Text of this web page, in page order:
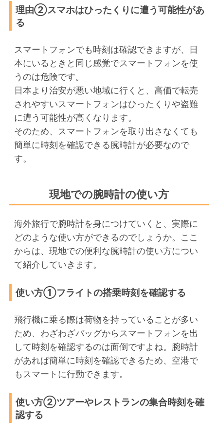
理由②スマホはひったくりに遭う可能性があ
る
スマートフォンでも時刻は確認できますが、日
本にいるときと同じ感覚でスマートフォンを使
うのは危険です。
日本より治安が悪い地域に行くと、高価で転売
されやすいスマートフォンはひったくりや盗難
に遭う可能性が高くなります。
そのため、スマートフォンを取り出さなくても
簡単に時刻を確認できる腕時計が必要なので
す。
現地での腕時計の使い方
海外旅行で腕時計を身につけていくと、実際に
どのような使い方ができるのでしょうか。ここ
からは、現地での便利な腕時計の使い方につい
て紹介していきます。
使い方①フライトの搭乗時刻を確認する
飛行機に乗る際は荷物を持っていることが多い
ため、わざわざバッグからスマートフォンを出
して時刻を確認するのは面倒ですよね。腕時計
があれば簡単に時刻を確認できるため、空港で
もスマートに行動できます。
使い方②ツアーやレストランの集合時刻を確
認する